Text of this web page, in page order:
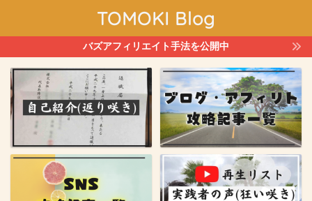
TOMOKI Blog
バズアフィリエイト手法を公開中